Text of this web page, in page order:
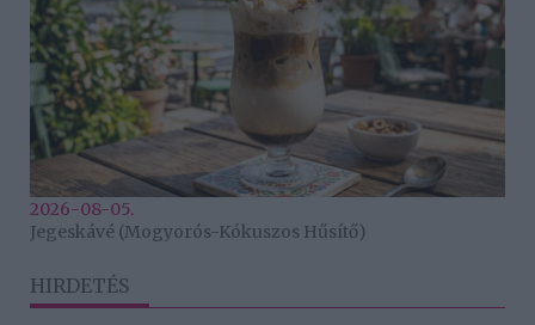
2026-08-05.
Jegeskávé (Mogyorós-Kókuszos Hűsítő)
HIRDETÉS